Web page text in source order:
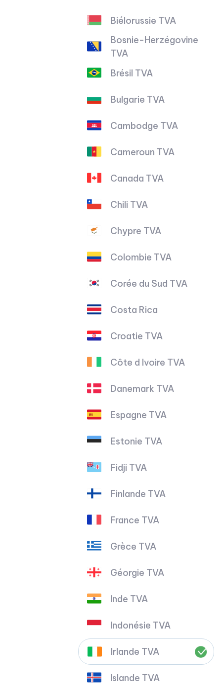
Biélorussie TVA
Bosnie-Herzégovine
TVA
Brésil TVA
Bulgarie TVA
Cambodge TVA
Cameroun TVA
Canada TVA
Chili TVA
Chypre TVA
Colombie TVA
Corée du Sud TVA
Costa Rica
Croatie TVA
Côte d Ivoire TVA
Danemark TVA
Espagne TVA
Estonie TVA
Fidji TVA
Finlande TVA
France TVA
Grèce TVA
Géorgie TVA
Inde TVA
Indonésie TVA
Irlande TVA
Islande TVA